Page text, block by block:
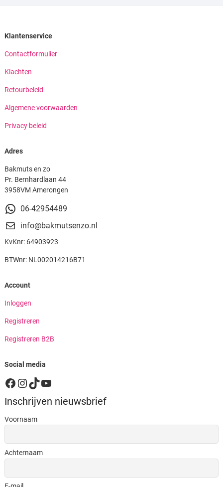
Klantenservice
Contactformulier
Klachten
Retourbeleid
Algemene voorwaarden
Privacy beleid
Adres
Bakmuts en zo
Pr. Bernhardlaan 44
3958VM Amerongen
06-42954489
info@bakmutsenzo.nl
KvKnr: 64903923
BTWnr: NL002014216B71
Account
Inloggen
Registreren
Registreren B2B
Social media
Facebook
Instagram
TikTok
YouTube
Inschrijven nieuwsbrief
Voornaam
Achternaam